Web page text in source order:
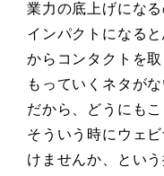
業力の底上げにな
インパクトになる
からコンタクトを
もっていくネタが
だから、どうにも
そういう時にウェ
けませんか、とい